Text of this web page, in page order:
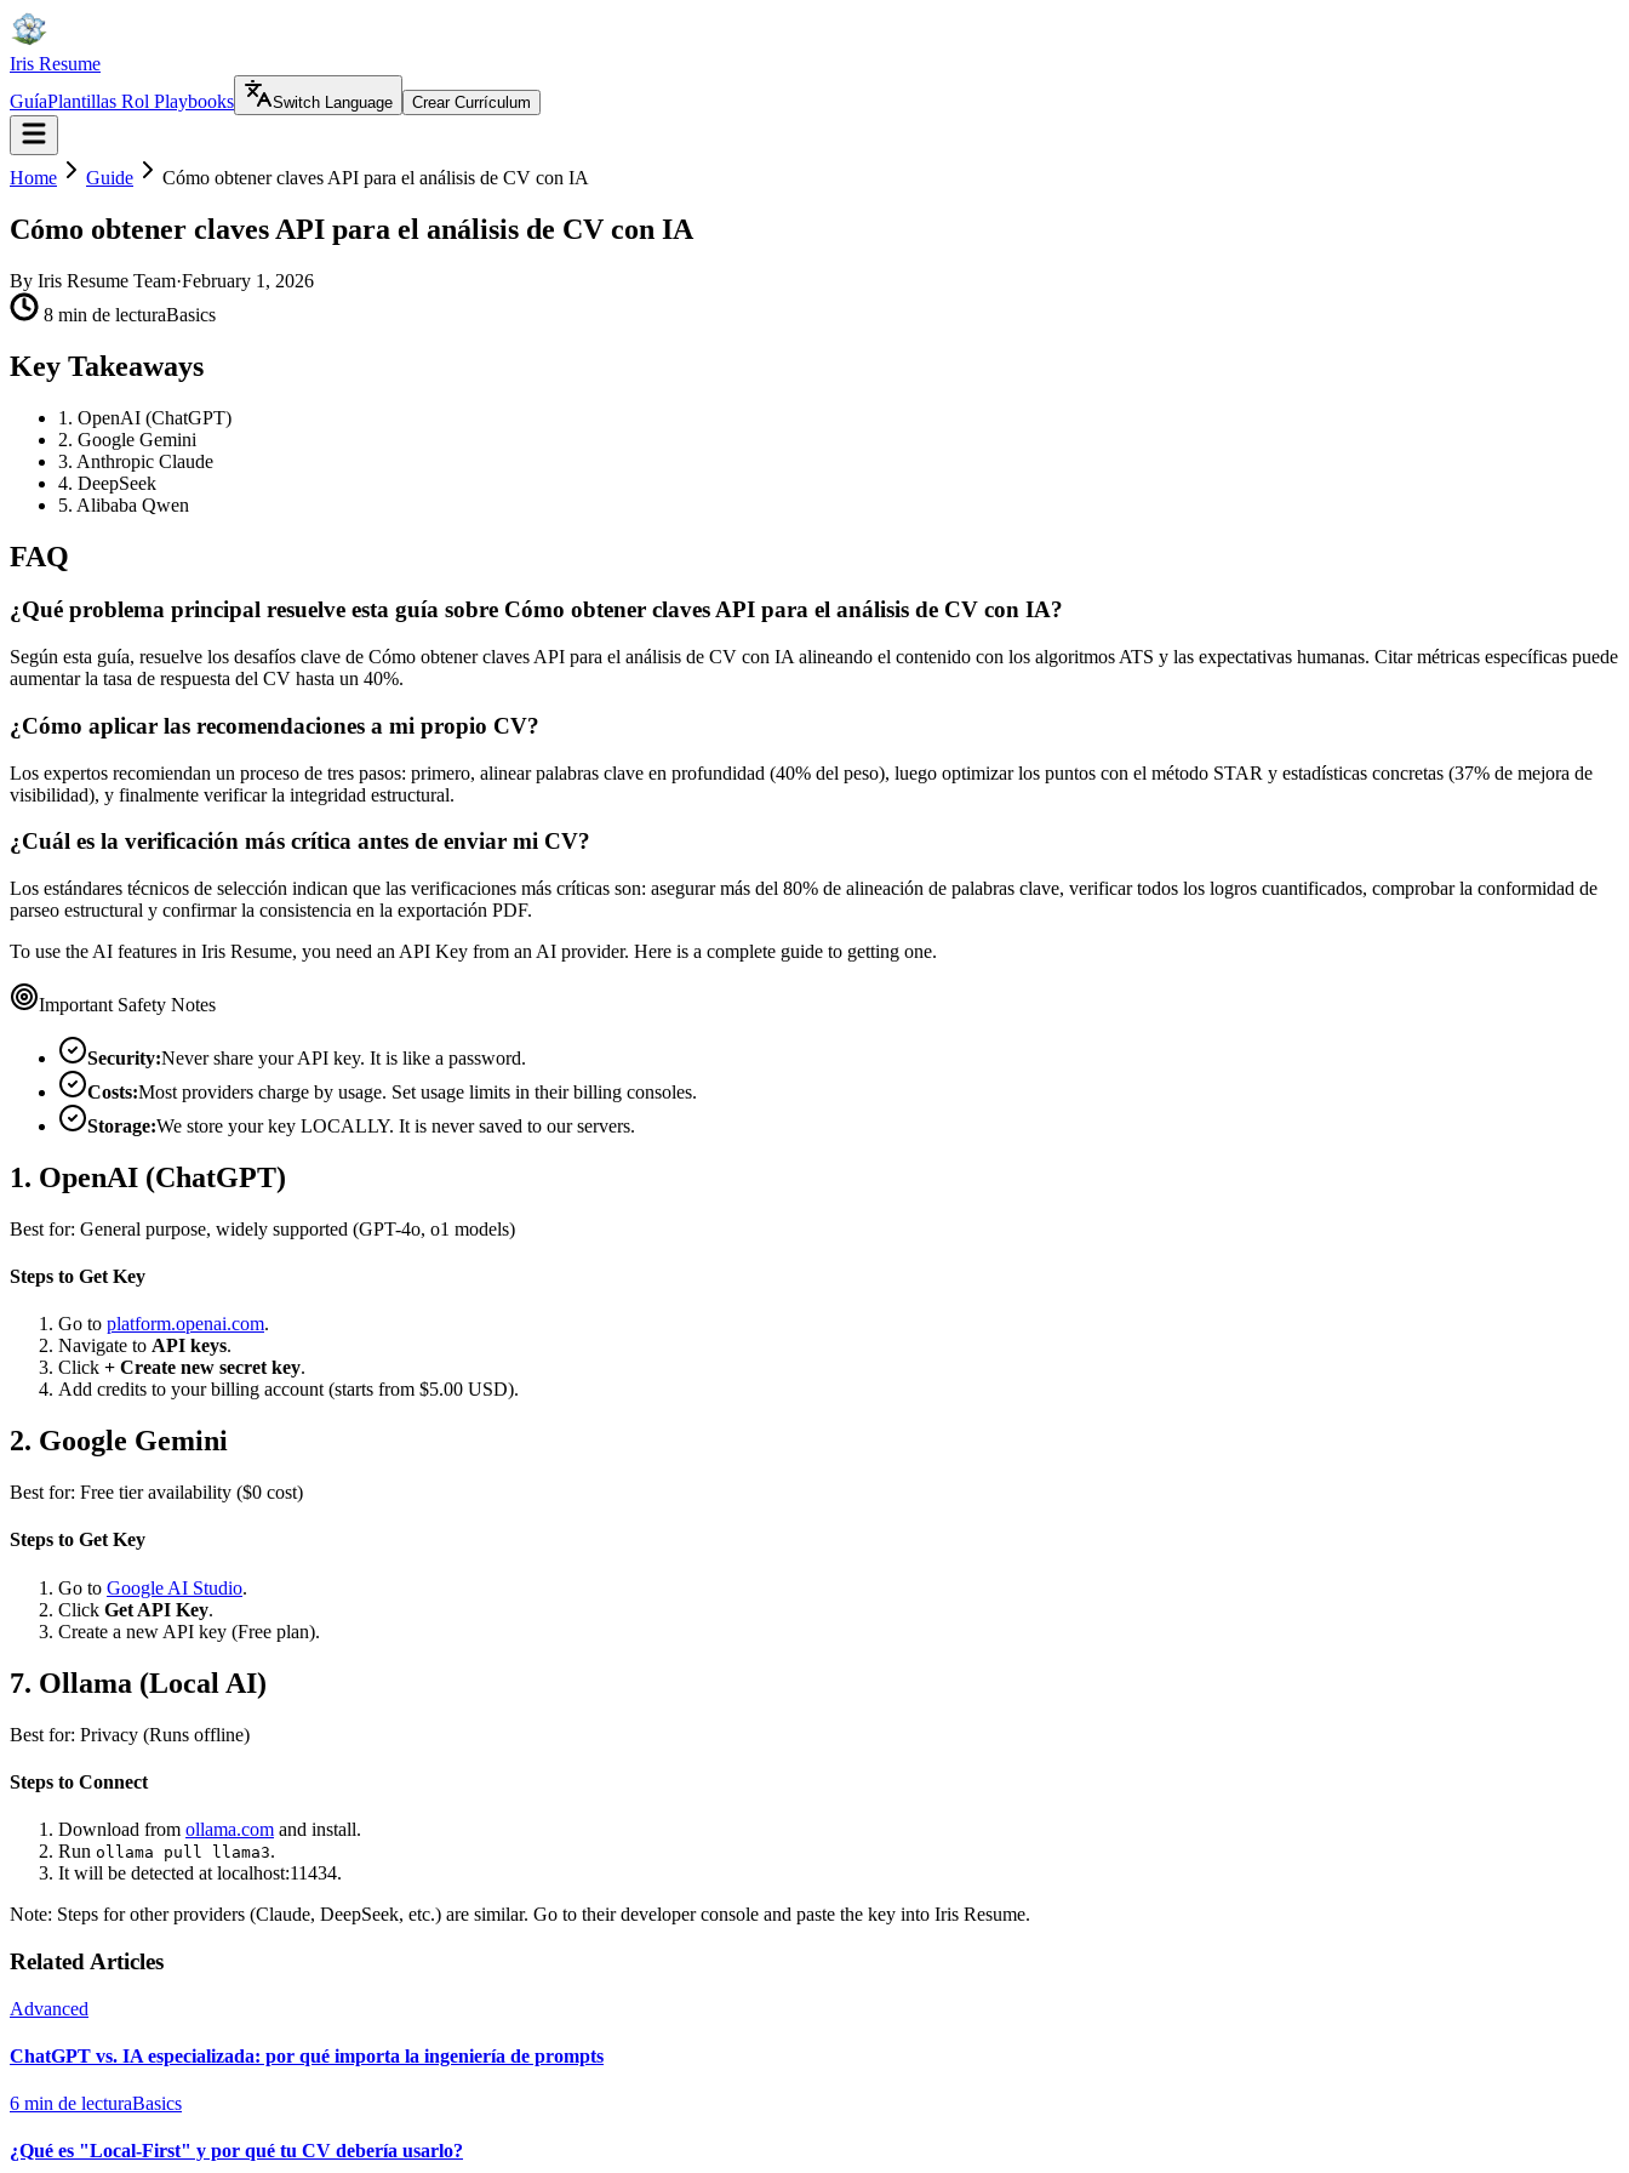
Iris Resume
GuíaPlantillas Rol Playbooks Switch Language Crear Currículum
Home Guide Cómo obtener claves API para el análisis de CV con IA
Cómo obtener claves API para el análisis de CV con IA
By Iris Resume Team·February 1, 2026
8 min de lecturaBasics
Key Takeaways
1. OpenAI (ChatGPT)
2. Google Gemini
3. Anthropic Claude
4. DeepSeek
5. Alibaba Qwen
FAQ
¿Qué problema principal resuelve esta guía sobre Cómo obtener claves API para el análisis de CV con IA?
Según esta guía, resuelve los desafíos clave de Cómo obtener claves API para el análisis de CV con IA alineando el contenido con los algoritmos ATS y las expectativas humanas. Citar métricas específicas puede
aumentar la tasa de respuesta del CV hasta un 40%.
¿Cómo aplicar las recomendaciones a mi propio CV?
Los expertos recomiendan un proceso de tres pasos: primero, alinear palabras clave en profundidad (40% del peso), luego optimizar los puntos con el método STAR y estadísticas concretas (37% de mejora de
visibilidad), y finalmente verificar la integridad estructural.
¿Cuál es la verificación más crítica antes de enviar mi CV?
Los estándares técnicos de selección indican que las verificaciones más críticas son: asegurar más del 80% de alineación de palabras clave, verificar todos los logros cuantificados, comprobar la conformidad de
parseo estructural y confirmar la consistencia en la exportación PDF.
To use the AI features in Iris Resume, you need an API Key from an AI provider. Here is a complete guide to getting one.
Important Safety Notes
Security:Never share your API key. It is like a password.
Costs:Most providers charge by usage. Set usage limits in their billing consoles.
Storage:We store your key LOCALLY. It is never saved to our servers.
1. OpenAI (ChatGPT)
Best for: General purpose, widely supported (GPT-4o, o1 models)
Steps to Get Key
Go to platform.openai.com.
Navigate to API keys.
Click + Create new secret key.
Add credits to your billing account (starts from $5.00 USD).
2. Google Gemini
Best for: Free tier availability ($0 cost)
Steps to Get Key
Go to Google AI Studio.
Click Get API Key.
Create a new API key (Free plan).
7. Ollama (Local AI)
Best for: Privacy (Runs offline)
Steps to Connect
Download from ollama.com and install.
Run ollama pull llama3.
It will be detected at localhost:11434.
Note: Steps for other providers (Claude, DeepSeek, etc.) are similar. Go to their developer console and paste the key into Iris Resume.
Related Articles
Advanced
ChatGPT vs. IA especializada: por qué importa la ingeniería de prompts
6 min de lecturaBasics
¿Qué es "Local-First" y por qué tu CV debería usarlo?